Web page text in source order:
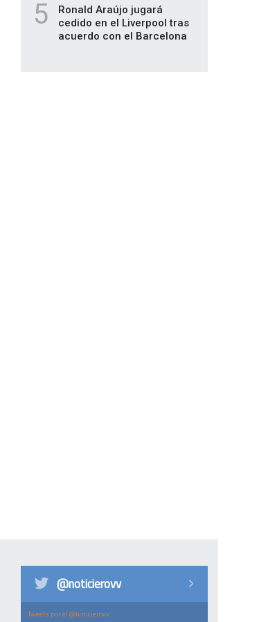
5
Ronald Araújo jugará
cedido en el Liverpool tras
acuerdo con el Barcelona
@noticierovv
Tweets por el @noticierovv.